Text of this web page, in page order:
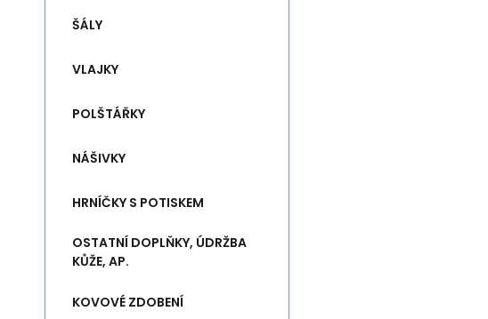
ŠÁLY
VLAJKY
POLŠTÁŘKY
NÁŠIVKY
HRNÍČKY S POTISKEM
OSTATNÍ DOPLŇKY, ÚDRŽBA
KŮŽE, AP.
KOVOVÉ ZDOBENÍ